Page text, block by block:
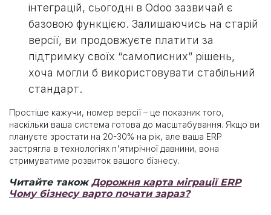
інтеграцій, сьогодні в Odoo зазвичай є
базовою функцією. Залишаючись на старій
версії, ви продовжуєте платити за
підтримку своїх “самописних” рішень,
хоча могли б використовувати стабільний
стандарт.
Простіше кажучи, номер версії – це показник того,
наскільки ваша система готова до масштабування. Якщо ви
плануєте зростати на 20-30% на рік, але ваша ERP
застрягла в технологіях п'ятирічної давнини, вона
стримуватиме розвиток вашого бізнесу.
Читайте такожДорожня карта міграції ERP
Чому бізнесу варто почати зараз?